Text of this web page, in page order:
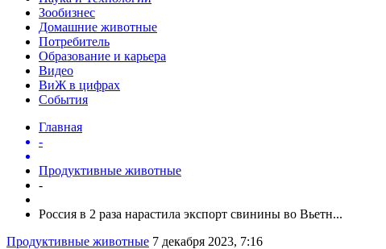
Зообизнес
Домашние животные
Потребитель
Образование и карьера
Видео
ВиЖ в цифрах
События
Главная
-
Продуктивные животные
-
Россия в 2 раза нарастила экспорт свинины во Вьетн...
Продуктивные животные 7 декабря 2023, 7:16